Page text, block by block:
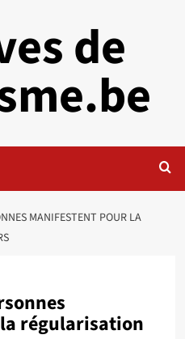
de
MANIFESTENT POUR LA
régularisation